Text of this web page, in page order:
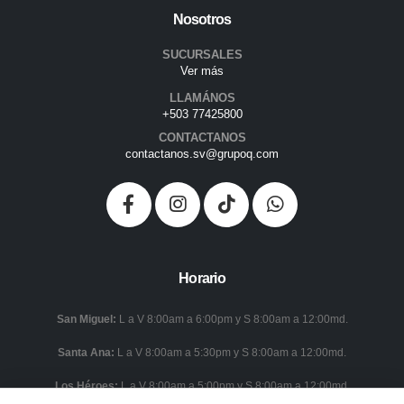
Nosotros
SUCURSALES
Ver más
LLAMÁNOS
+503 77425800
CONTACTANOS
contactanos.sv@grupoq.com
Horario
San Miguel: L a V 8:00am a 6:00pm y S 8:00am a 12:00md.
Santa Ana: L a V 8:00am a 5:30pm y S 8:00am a 12:00md.
Los Héroes:L a V 8:00am a 5:00pm y S 8:00am a 12:00md.